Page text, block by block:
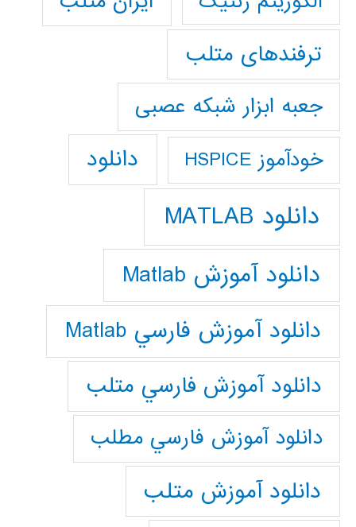
ترفندهای متلب
جعبه ابزار شبکه عصبی
خودآموز HSPICE دانلود
دانلود MATLAB
دانلود آموزش Matlab
دانلود آموزش فارسي Matlab
دانلود آموزش فارسي متلب
دانلود آموزش فارسي مطلب
دانلود آموزش متلب